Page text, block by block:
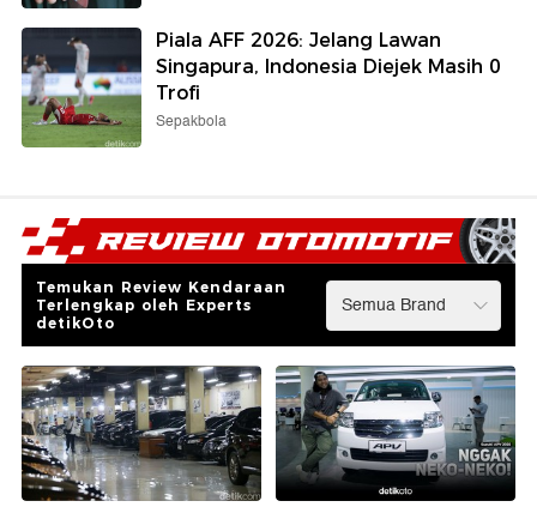
Piala AFF 2026: Jelang Lawan
Singapura, Indonesia Diejek Masih 0
Trofi
Sepakbola
Temukan Review Kendaraan
Terlengkap oleh Experts
detikOto